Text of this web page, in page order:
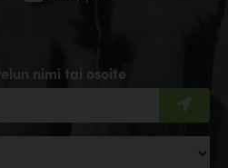
nimi tai osoite